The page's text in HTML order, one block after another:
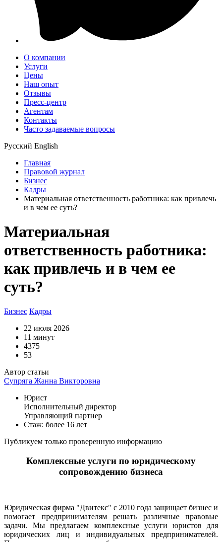
О компании
Услуги
Цены
Наш опыт
Отзывы
Пресс-центр
Агентам
Контакты
Часто задаваемые вопросы
Русский English
Главная
Правовой журнал
Бизнес
Кадры
Материальная ответственность работника: как привлечь
и в чем ее суть?
Материальная
ответственность работника:
как привлечь и в чем ее
суть?
Бизнес Кадры
22 июля 2026
11 минут
4375
53
Автор статьи
Супряга Жанна Викторовна
Юрист
Исполнительный директор
Управляющий партнер
Стаж: более 16 лет
Публикуем только проверенную информацию
Комплексные услуги по юридическому
сопровождению бизнеса
Юридическая фирма "Двитекс" с 2010 года защищает бизнес и
помогает предпринимателям решать различные правовые
задачи. Мы предлагаем комплексные услуги юристов для
юридических лиц и индивидуальных предпринимателей.